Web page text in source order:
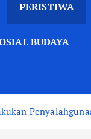
PERISTIWA
BUDAYA